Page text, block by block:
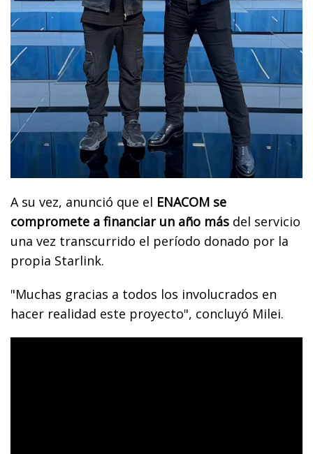
A su vez, anunció que el ENACOM se
compromete a financiar un año más del servicio
una vez transcurrido el período donado por la
propia Starlink.
"Muchas gracias a todos los involucrados en
hacer realidad este proyecto", concluyó Milei.